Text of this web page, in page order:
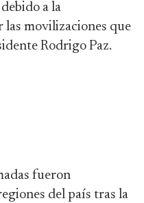
a la
movilizaciones que
Rodrigo Paz.
fueron
del país tras la